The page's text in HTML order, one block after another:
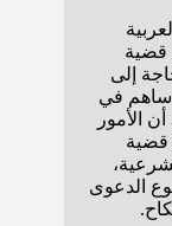
قضية
إلى
ساهم في
الأمور
قضية
الدعوى